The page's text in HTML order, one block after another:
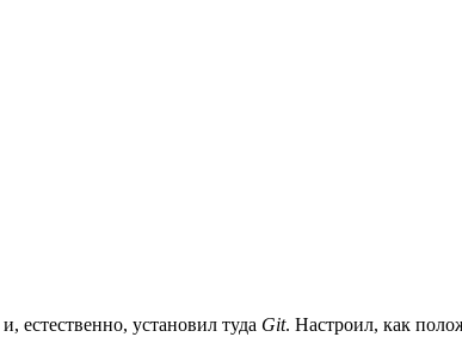
и, естественно, установил туда Git. Настроил, как